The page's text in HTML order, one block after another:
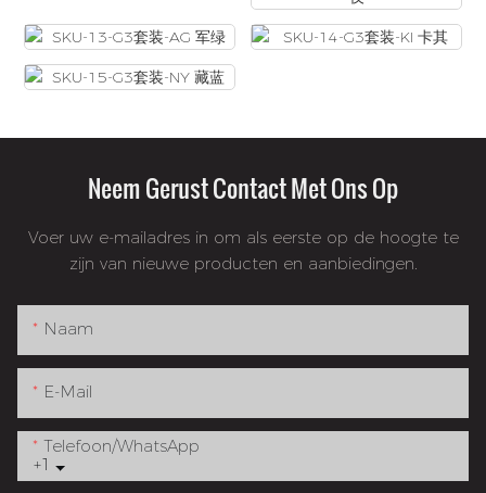
Neem Gerust Contact Met Ons Op
Voer uw e-mailadres in om als eerste op de hoogte te
zijn van nieuwe producten en aanbiedingen.
Naam
E-Mail
+1
Telefoon/WhatsApp